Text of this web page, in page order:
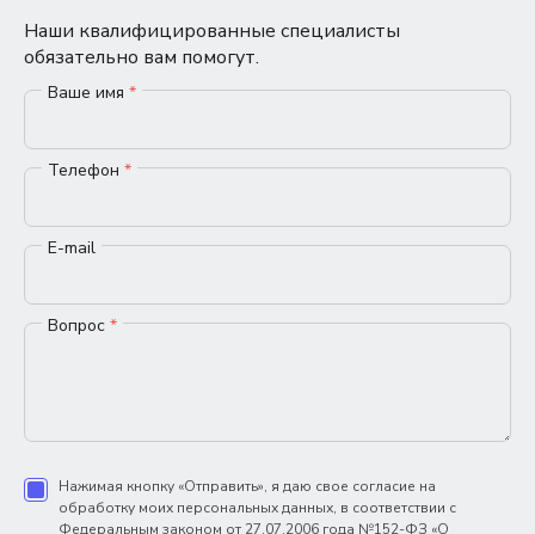
Наши квалифицированные специалисты
обязательно вам помогут.
Ваше имя *
Телефон *
E-mail
Вопрос *
Нажимая кнопку «Отправить», я даю свое согласие на
обработку моих персональных данных, в соответствии с
Федеральным законом от 27.07.2006 года №152-ФЗ «О